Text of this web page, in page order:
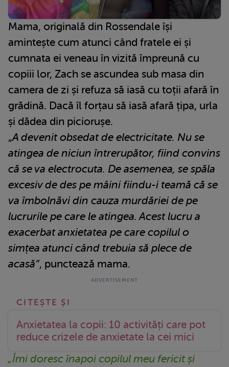
Mama, originală din Rossendale își
amintește cum atunci când fratele ei și
cumnata ei veneau în vizită împreună cu
copiii lor, Zach se ascundea sub masa din
camera de zi și refuza să iasă cu toții afară în
grădină. Dacă îl forțau să iasă afară țipa, urla
și dădea din piciorușe.
„A devenit obsedat de electricitate. Nu se
atingea de niciun întrerupător, fiind convins
că se va electrocuta. De asemenea, se spăla
excesiv de des pe mâini fiindu-i teamă că se
va îmbolnăvi din cauza murdăriei de pe
lucrurile pe care le atingea. Acest lucru a
exacerbat anxietatea pe care copilul o
simțea atunci când trebuia să plece de
acasă”, punctează mama.
Anxietatea la copii: 10 activități care pot
reduce crizele de anxietate la cei mici
„Îmi doresc înapoi copilul meu fericit și